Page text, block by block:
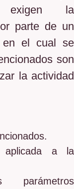
exigen la
parte de un
en el cual se
son
la actividad
aplicada a la
parámetros